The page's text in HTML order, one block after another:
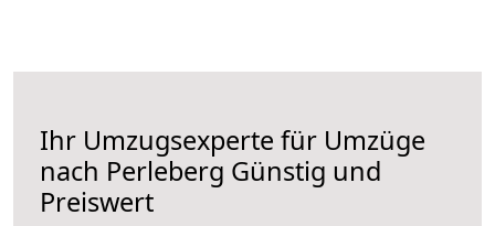
Ihr Umzugsexperte für Umzüge
nach Perleberg Günstig und
Preiswert